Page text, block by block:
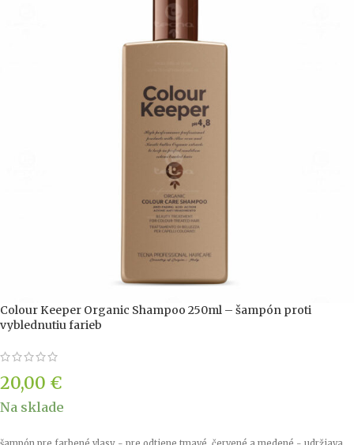
Colour Keeper Organic Shampoo 250ml – šampón proti
vyblednutiu farieb
20,00 €
Na sklade